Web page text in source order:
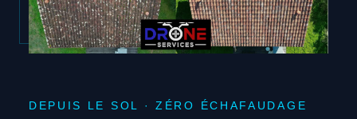
DEPUIS LE SOL · ZÉRO ÉCHAFAUDAGE